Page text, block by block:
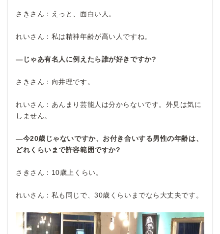
さきさん：えっと、面白い人。
れいさん：私は精神年齢が高い人ですね。
―じゃあ有名人に例えたら誰が好きですか?
さきさん：向井理です。
れいさん：あんまり芸能人は分からないです。外見は気に
しません。
―今20歳じゃないですか、お付き合いする男性の年齢は、
どれくらいまで許容範囲ですか?
さきさん：10歳上くらい。
れいさん：私も同じで、30歳くらいまでなら大丈夫です。